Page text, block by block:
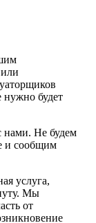
нужно будет
нами. Не будем
и сообщим
услуга,
Мы
от